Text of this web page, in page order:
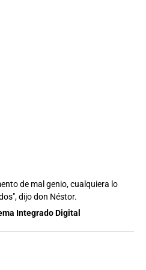
de mal genio, cualquiera lo
dijo don Néstor.
Integrado Digital